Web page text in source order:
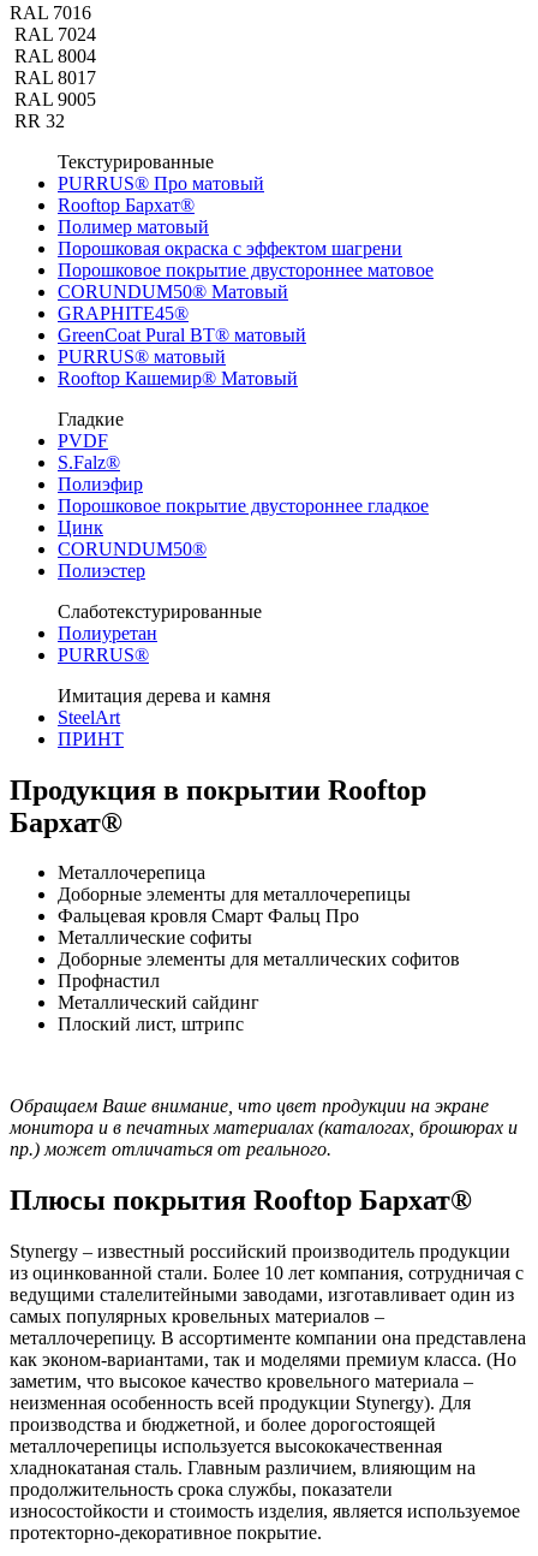
RAL 7016
RAL 7024
RAL 8004
RAL 8017
RAL 9005
RR 32
Текстурированные
PURRUS® Про матовый
Rooftop Бархат®
Полимер матовый
Порошковая окраска с эффектом шагрени
Порошковое покрытие двустороннее матовое
CORUNDUM50® Матовый
GRAPHITE45®
GreenCoat Pural BT® матовый
PURRUS® матовый
Rooftop Кашемир® Матовый
Гладкие
PVDF
S.Falz®
Полиэфир
Порошковое покрытие двустороннее гладкое
Цинк
CORUNDUM50®
Полиэстер
Слаботекстурированные
Полиуретан
PURRUS®
Имитация дерева и камня
SteelArt
ПРИНТ
Продукция в покрытии Rooftop
Бархат®
Металлочерепица
Доборные элементы для металлочерепицы
Фальцевая кровля Смарт Фальц Про
Металлические софиты
Доборные элементы для металлических софитов
Профнастил
Металлический сайдинг
Плоский лист, штрипс
Обращаем Ваше внимание, что цвет продукции на экране
монитора и в печатных материалах (каталогах, брошюрах и
пр.) может отличаться от реального.
Плюсы покрытия Rooftop Бархат®
Stynergy – известный российский производитель продукции
из оцинкованной стали. Более 10 лет компания, сотрудничая с
ведущими сталелитейными заводами, изготавливает один из
самых популярных кровельных материалов –
металлочерепицу. В ассортименте компании она представлена
как эконом-вариантами, так и моделями премиум класса. (Но
заметим, что высокое качество кровельного материала –
неизменная особенность всей продукции Stynergy). Для
производства и бюджетной, и более дорогостоящей
металлочерепицы используется высококачественная
хладнокатаная сталь. Главным различием, влияющим на
продолжительность срока службы, показатели
износостойкости и стоимость изделия, является используемое
протекторно-декоративное покрытие.